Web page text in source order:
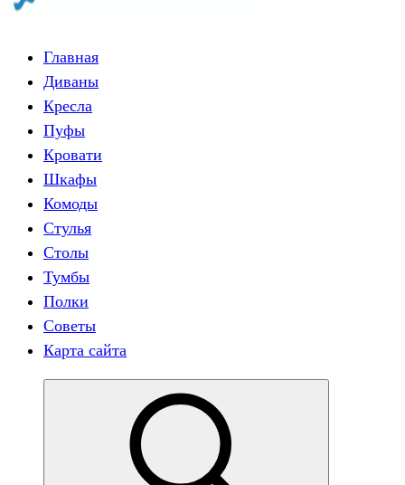
Главная
Диваны
Кресла
Пуфы
Кровати
Шкафы
Комоды
Стулья
Столы
Тумбы
Полки
Советы
Карта сайта